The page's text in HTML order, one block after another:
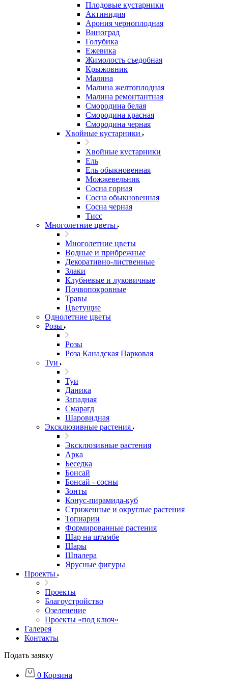
Плодовые кустарники
Актинидия
Арония черноплодная
Виноград
Голубика
Ежевика
Жимолость съедобная
Крыжовник
Малина
Малина желтоплодная
Малина ремонтантная
Смородина белая
Смородина красная
Смородина черная
Хвойные кустарники
Хвойные кустарники
Ель
Ель обыкновенная
Можжевельник
Сосна горная
Сосна обыкновенная
Сосна черная
Тисс
Многолетние цветы
Многолетние цветы
Водные и прибрежные
Декоративно-лиственные
Злаки
Клубневые и луковичные
Почвопокровные
Травы
Цветущие
Однолетние цветы
Розы
Розы
Роза Канадская Парковая
Туи
Туи
Даника
Западная
Смарагд
Шаровидная
Эксклюзивные растения
Эксклюзивные растения
Арка
Беседка
Бонсай
Бонсай - сосны
Зонты
Конус-пирамида-куб
Стриженные и округлые растения
Топиарии
Формированные растения
Шар на штамбе
Шары
Шпалера
Ярусные фигуры
Проекты
Проекты
Благоустройство
Озеленение
Проекты «под ключ»
Галерея
Контакты
Подать заявку
0 Корзина